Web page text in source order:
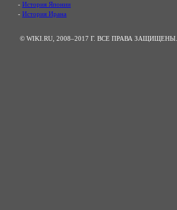
- История Японии
- История Ирана
© WIKI.RU, 2008–2017 Г. ВСЕ ПРАВА ЗАЩИЩЕНЫ.